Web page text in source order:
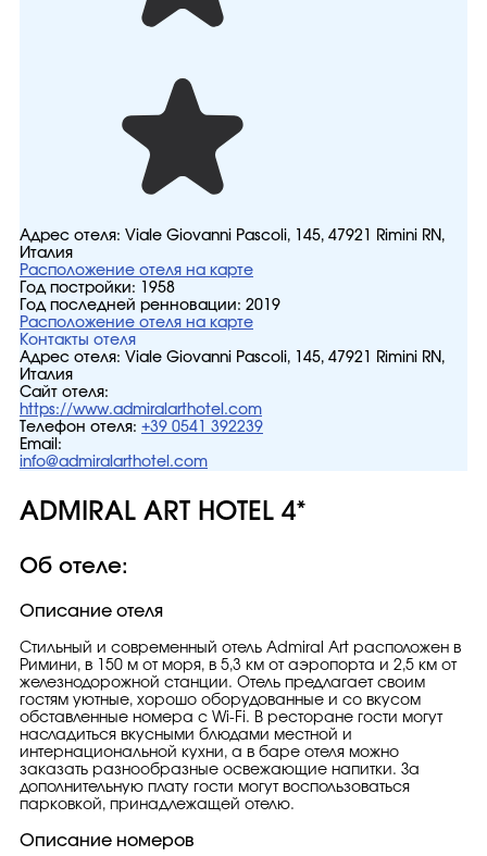
Адрес отеля: Viale Giovanni Pascoli, 145, 47921 Rimini RN,
Италия
Расположение отеля на карте
Год постройки:
1958
Год последней ренновации: 2019
Расположение отеля на карте
Контакты отеля
Адрес отеля: Viale Giovanni Pascoli, 145, 47921 Rimini RN,
Италия
Сайт отеля:
https://www.admiralarthotel.com
Телефон отеля: +39 0541 392239
Email:
info@admiralarthotel.com
ADMIRAL ART HOTEL 4*
Об отеле:
Описание отеля
Стильный и современный отель Admiral Art расположен в
Римини, в 150 м от моря, в 5,3 км от аэропорта и 2,5 км от
железнодорожной станции. Отель предлагает своим
гостям уютные, хорошо оборудованные и со вкусом
обставленные номера с Wi-Fi. В ресторане гости могут
насладиться вкусными блюдами местной и
интернациональной кухни, а в баре отеля можно
заказать разнообразные освежающие напитки. За
дополнительную плату гости могут воспользоваться
парковкой, принадлежащей отелю.
Описание номеров